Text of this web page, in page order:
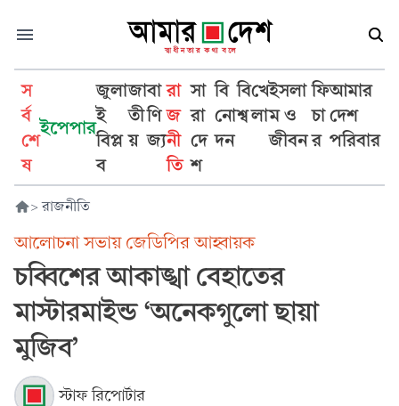
স
র্ব
শে
ষ
ইপেপার
জুলা
ই
বিপ্ল
ব
জা
তী
য়
বা
ণি
জ্য
রা
জ
নী
তি
সা
রা
দে
শ
বি
নো
দন
বি
শ্ব
খে
লা
ইসলা
ম ও
জীবন
ফি
চা
র
আমার
দেশ
পরিবার
> রাজনীতি
আলোচনা সভায় জেডিপির আহ্বায়ক
চব্বিশের আকাঙ্খা বেহাতের
মাস্টারমাইন্ড ‘অনেকগুলো ছায়া
মুজিব’
স্টাফ রিপোর্টার